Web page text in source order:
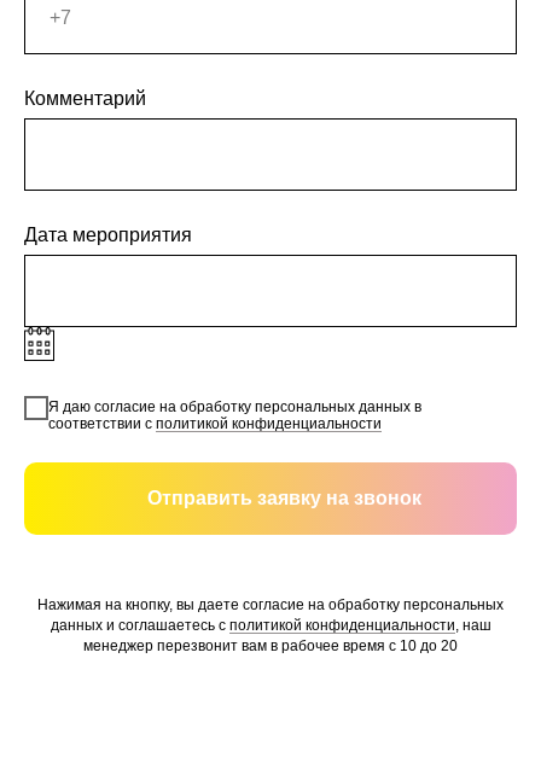
Комментарий
Дата мероприятия
Я даю согласие на обработку персональных данных в
соответствии с политикой конфиденциальности
Отправить заявку на звонок
Нажимая на кнопку, вы даете согласие на обработку персональных
данных и соглашаетесь c политикой конфиденциальности, наш
менеджер перезвонит вам в рабочее время с 10 до 20